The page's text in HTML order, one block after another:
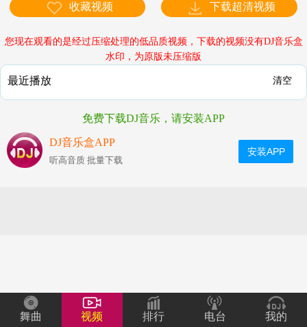
舞曲 视频 排行 电台 我的
收藏视频 下载超清视频
您现在观看的是经过压缩处理的低品质视频，下载的视频没有DJ音乐盒
水印，为原版未压缩版
最近播放 清空
免费下载DJ音乐，请安装APP
DJ音乐盒APP
听高音质 批量下载
安装APP